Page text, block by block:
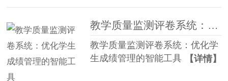
教学质量监测评卷系统：优化学生成绩管理的智能工具
教学质量监测评卷系统：优化学
生成绩管理的智能工具
【详情】